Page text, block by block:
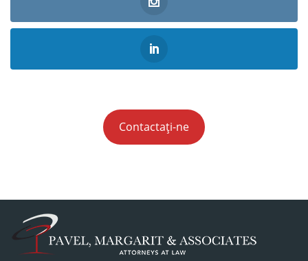
Contactați-ne